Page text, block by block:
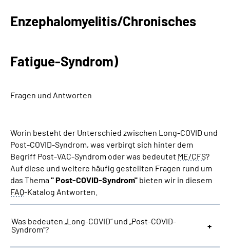
Online-Services
Inhalte in Gebärdensprache (DGS)
Mein Kundenportal
Enzephalomyelitis/Chronisches
Fatigue-Syndrom)
Fragen und Antworten
Worin besteht der Unterschied zwischen Long-COVID und
Post-COVID-Syndrom, was verbirgt sich hinter dem
Begriff Post-VAC-Syndrom oder was bedeutet ME/CFS?
Auf diese und weitere häufig gestellten Fragen rund um
das Thema" Post-COVID-Syndrom" bieten wir in diesem
FAQ-Katalog Antworten.
Was bedeuten „Long-COVID“ und „Post-COVID-
Syndrom“?